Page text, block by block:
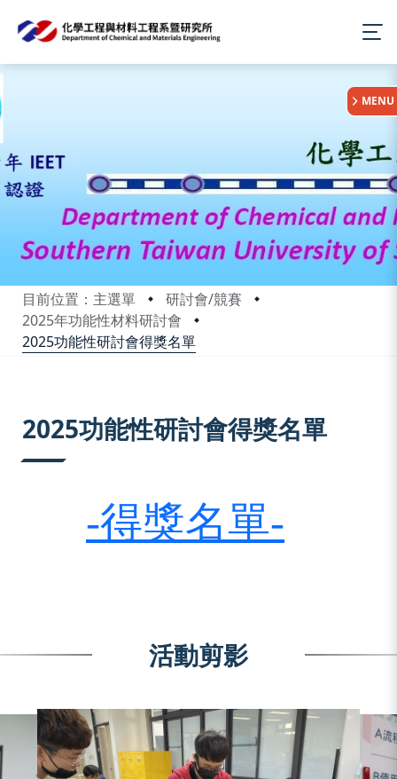
目前位置：主選單
研討會/競賽
2025年功能性材料研討會
2025功能性研討會得獎名單
:::
MENU
2025功能性研討會得獎名單
-得獎名單-
活動剪影